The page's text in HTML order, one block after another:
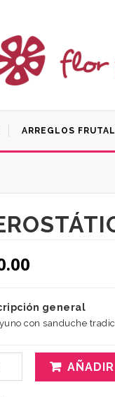
ARREGLOS
general
con sanduche